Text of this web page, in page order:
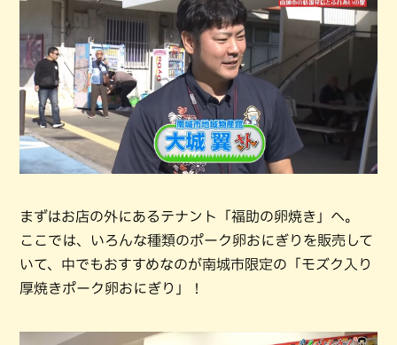
まずはお店の外にあるテナント「福助の卵焼き」へ。
ここでは、いろんな種類のポーク卵おにぎりを販売して
いて、中でもおすすめなのが南城市限定の「モズク入り
厚焼きポーク卵おにぎり」！